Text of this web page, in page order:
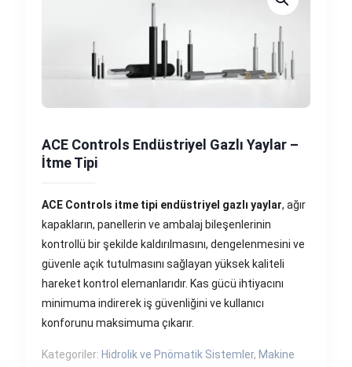
ACE Controls Endüstriyel Gazlı Yaylar –
İtme Tipi
ACE Controls itme tipi endüstriyel gazlı yaylar, ağır
kapakların, panellerin ve ambalaj bileşenlerinin
kontrollü bir şekilde kaldırılmasını, dengelenmesini ve
güvenle açık tutulmasını sağlayan yüksek kaliteli
hareket kontrol elemanlarıdır. Kas gücü ihtiyacını
minimuma indirerek iş güvenliğini ve kullanıcı
konforunu maksimuma çıkarır.
Kategoriler: Hidrolik ve Pnömatik Sistemler, Makine